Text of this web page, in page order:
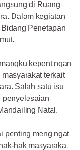
di Ruang
Dalam kegiatan
Penetapan
kepentingan
terkait
Salah satu isu
penyelesaian
Natal.
penting mengingat
hak masyarakat